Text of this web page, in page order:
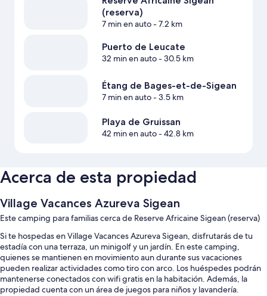
(reserva)
7 min en auto- 7.2 km
Puerto de Leucate
32 min en auto- 30.5 km
Étang de Bages-et-de-Sigean
7 min en auto- 3.5 km
Playa de Gruissan
42 min en auto- 42.8 km
Acerca de esta propiedad
Village Vacances Azureva Sigean
Este camping para familias cerca de Reserve Africaine Sigean (reserva)
Si te hospedas en Village Vacances Azureva Sigean, disfrutarás de tu
estadía con una terraza, un minigolf y un jardín. En este camping,
quienes se mantienen en movimiento aun durante sus vacaciones
pueden realizar actividades como tiro con arco. Los huéspedes podrán
mantenerse conectados con wifi gratis en la habitación. Además, la
propiedad cuenta con un área de juegos para niños y lavandería.